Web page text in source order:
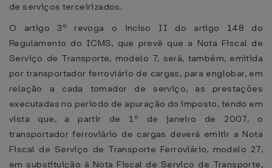
de serviços terceirizados.
O artigo 3º revoga o inciso II do artigo 148 do
Regulamento do ICMS, que prevê que a Nota Fiscal de
Serviço de Transporte, modelo 7, será, também, emitida
por transportador ferroviário de cargas, para englobar, em
relação a cada tomador de serviço, as prestações
executadas no período de apuração do imposto, tendo em
vista que, a partir de 1º de janeiro de 2007, o
transportador ferroviário de cargas deverá emitir a Nota
Fiscal de Serviço de Transporte Ferroviário, modelo 27,
em substituição à Nota Fiscal de Serviço de Transporte,